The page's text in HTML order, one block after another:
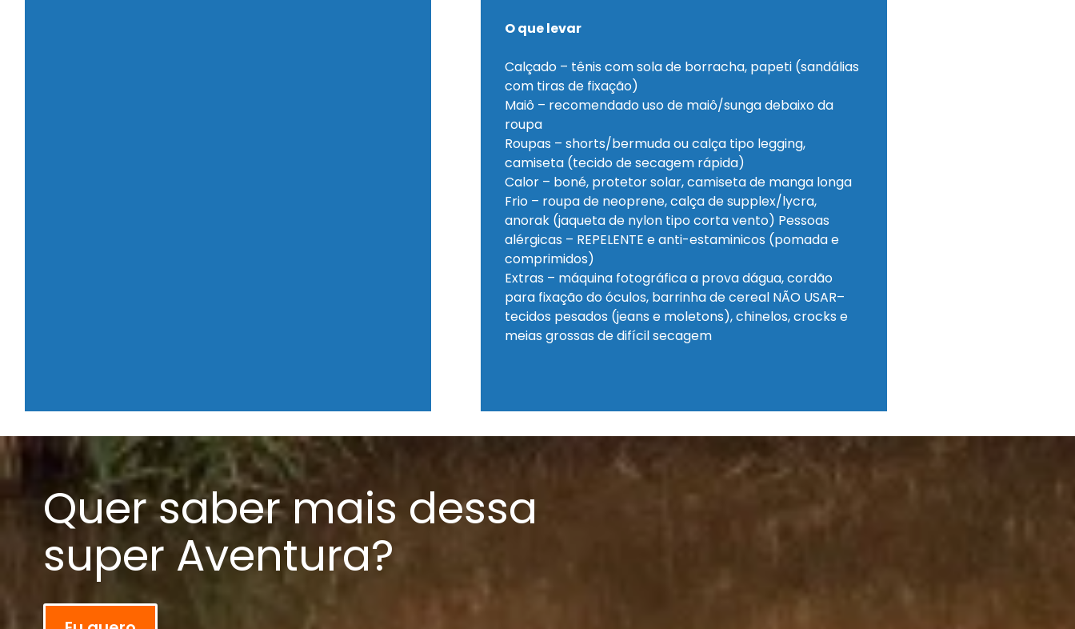
O que levar
Calçado – tênis com sola de borracha, papeti (sandálias
com tiras de fixação)
Maiô – recomendado uso de maiô/sunga debaixo da
roupa
Roupas – shorts/bermuda ou calça tipo legging,
camiseta (tecido de secagem rápida)
Calor – boné, protetor solar, camiseta de manga longa
Frio – roupa de neoprene, calça de supplex/lycra,
anorak (jaqueta de nylon tipo corta vento) Pessoas
alérgicas – REPELENTE e anti-estaminicos (pomada e
comprimidos)
Extras – máquina fotográfica a prova dágua, cordão
para fixação do óculos, barrinha de cereal NÃO USAR–
tecidos pesados (jeans e moletons), chinelos, crocks e
meias grossas de difícil secagem
Quer saber mais dessa
super Aventura?